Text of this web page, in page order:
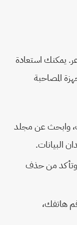
يمكنك استعادة
المصاحبة
وابحث عن مجلد
وتأكد من حذف
هاتفك،